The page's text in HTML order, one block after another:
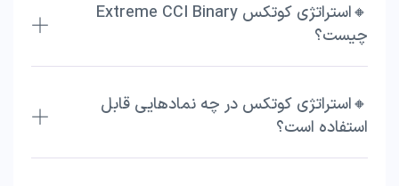
🔸استراتژی کوتکس Extreme CCI Binary
چیست؟
🔸استراتژی کوتکس در چه نمادهایی قابل
استفاده است؟